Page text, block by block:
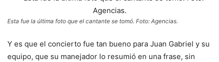
Esta fue la última foto que el cantante se tomó. Foto: Agencias.
Y es que el concierto fue tan bueno para Juan Gabriel y su
equipo, que su manejador lo resumió en una frase, sin